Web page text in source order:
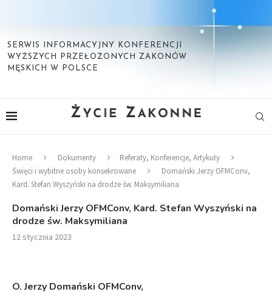
SERWIS INFORMACYJNY KONFERENCJI
WYŻSZYCH PRZEŁOŻONYCH ZAKONÓW
MĘSKICH W POLSCE
Home Dokumenty
Referaty, Konferencje, Artykuły
Święci i wybitne osoby konsekrowane
Domański Jerzy OFMConv,
Kard. Stefan Wyszyński na drodze św. Maksymiliana
Domański Jerzy OFMConv, Kard. Stefan Wyszyński na
drodze św. Maksymiliana
12 stycznia 2023
O. Jerzy Domański OFMConv,